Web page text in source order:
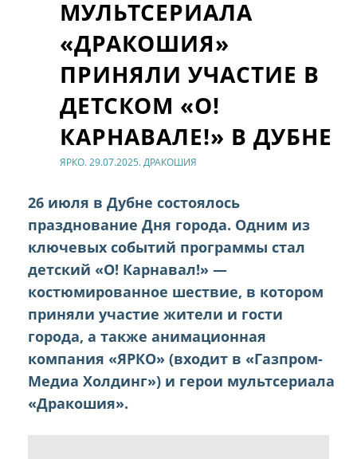
МУЛЬТСЕРИАЛА
«ДРАКОШИЯ»
ПРИНЯЛИ УЧАСТИЕ В
ДЕТСКОМ «О!
КАРНАВАЛЕ!» В ДУБНЕ
ЯРКО. 29.07.2025. ДРАКОШИЯ
26 июля в Дубне состоялось
празднование Дня города. Одним из
ключевых событий программы стал
детский «О! Карнавал!» —
костюмированное шествие, в котором
приняли участие жители и гости
города, а также анимационная
компания «ЯРКО» (входит в «Газпром-
Медиа Холдинг») и герои мультсериала
«Дракошия».